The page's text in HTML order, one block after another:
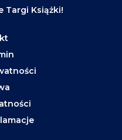
Targi Książki!